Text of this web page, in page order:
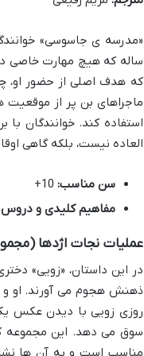
«مدرسه ی جاسوسی»
ساله که هیچ مهارت خاصی
که هدف اصلی از حضور او،
ماجراهای بن پر از
استفاده کند. خوانندگان
العاده نیست، بلکه گاهی
سن مناسب:
مفاهیم کلیدی و دروس
عملیات نجات اژدها
در این داستان، «زویی»
ذهنش هجوم می آورند. او و
روزی زویی با دیدن عکس
سوق می دهد. این مجموعه